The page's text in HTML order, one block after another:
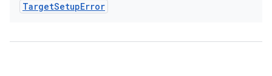
TargetSetupError